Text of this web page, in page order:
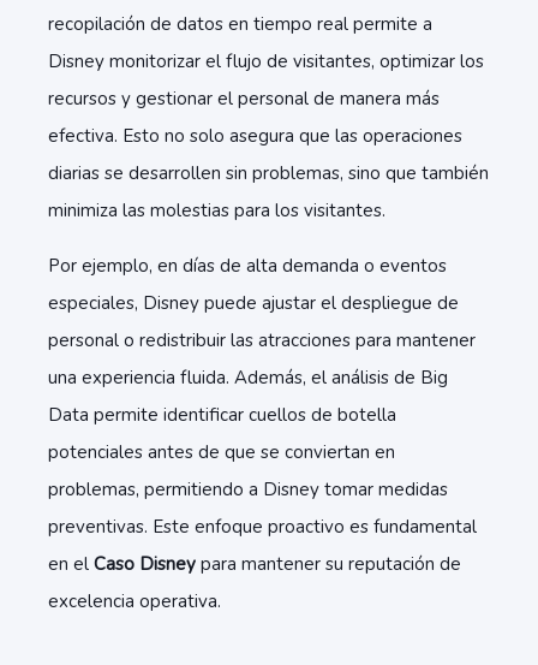
recopilación de datos en tiempo real permite a
Disney monitorizar el flujo de visitantes, optimizar los
recursos y gestionar el personal de manera más
efectiva. Esto no solo asegura que las operaciones
diarias se desarrollen sin problemas, sino que también
minimiza las molestias para los visitantes.
Por ejemplo, en días de alta demanda o eventos
especiales, Disney puede ajustar el despliegue de
personal o redistribuir las atracciones para mantener
una experiencia fluida. Además, el análisis de Big
Data permite identificar cuellos de botella
potenciales antes de que se conviertan en
problemas, permitiendo a Disney tomar medidas
preventivas. Este enfoque proactivo es fundamental
en el Caso Disney para mantener su reputación de
excelencia operativa.